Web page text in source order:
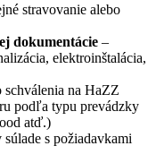
stravovanie alebo
dokumentácie –
elektroinštalácia,
schválenia na HaZZ
podľa typu prevádzky
atď.)
súlade s požiadavkami